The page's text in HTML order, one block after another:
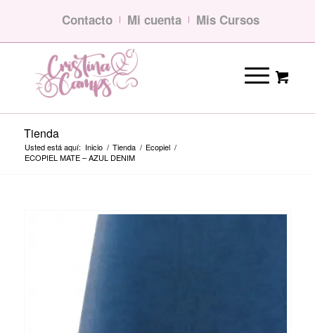
Contacto Mi cuenta Mis Cursos
Tienda
Usted está aquí: Inicio / Tienda / Ecopiel /
ECOPIEL MATE – AZUL DENIM